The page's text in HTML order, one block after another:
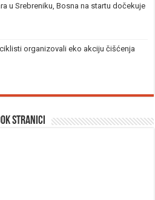
u Srebreniku, Bosna na startu dočekuje
organizovali eko akciju čišćenja
stranici